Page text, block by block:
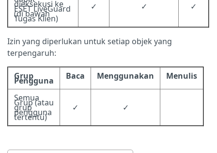
dieksekusi ke
ESET LiveGuard
(di bawah
Tugas Klien)
✓ ✓ ✓
Izin yang diperlukan untuk setiap objek yang
terpengaruh:
Grup
Pengguna Baca Menggunakan Menulis
Semua
Grup (atau
grup
pengguna
tertentu)
✓ ✓